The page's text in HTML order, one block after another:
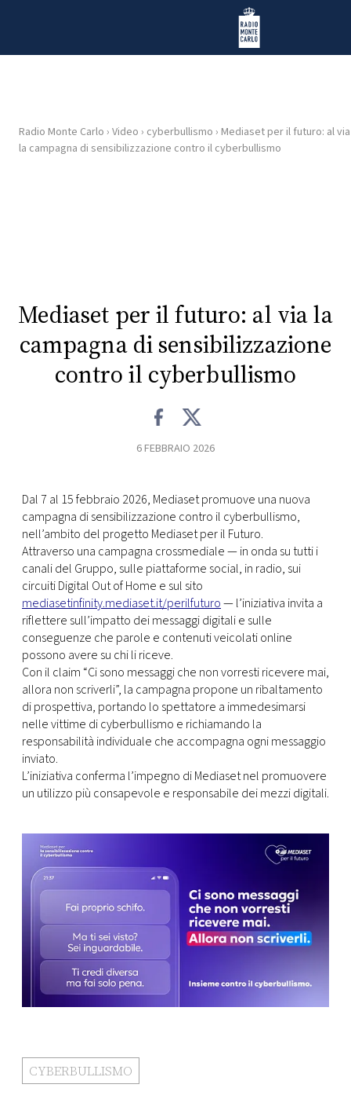
Radio Monte Carlo
HOME
NEWS
FOTO
VIDEO
TV
PRINCIPATO
DI
MONACO
RMC
CONSIGLIA
Radio Monte Carlo › Video › cyberbullismo › Mediaset per il futuro: al via
la campagna di sensibilizzazione contro il cyberbullismo
Mediaset per il futuro: al via la
campagna di sensibilizzazione
contro il cyberbullismo
6 FEBBRAIO 2026
Dal 7 al 15 febbraio 2026, Mediaset promuove una nuova
campagna di sensibilizzazione contro il cyberbullismo,
nell’ambito del progetto Mediaset per il Futuro.
Attraverso una campagna crossmediale — in onda su tutti i
canali del Gruppo, sulle piattaforme social, in radio, sui
circuiti Digital Out of Home e sul sito
mediasetinfinity.mediaset.it/perilfuturo— l’iniziativa invita a
riflettere sull’impatto dei messaggi digitali e sulle
conseguenze che parole e contenuti veicolati online
possono avere su chi li riceve.
Con il claim “Ci sono messaggi che non vorresti ricevere mai,
allora non scriverli”, la campagna propone un ribaltamento
di prospettiva, portando lo spettatore a immedesimarsi
nelle vittime di cyberbullismo e richiamando la
responsabilità individuale che accompagna ogni messaggio
inviato.
L’iniziativa conferma l’impegno di Mediaset nel promuovere
un utilizzo più consapevole e responsabile dei mezzi digitali.
CYBERBULLISMO